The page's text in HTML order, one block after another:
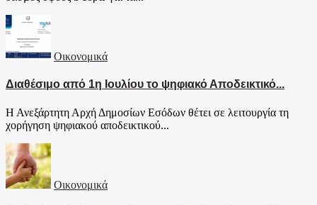
Οικονομικά
Διαθέσιμο από 1η Ιουλίου το ψηφιακό Αποδεικτικό...
Η Ανεξάρτητη Αρχή Δημοσίων Εσόδων θέτει σε λειτουργία τη
χορήγηση ψηφιακού αποδεικτικού...
Οικονομικά